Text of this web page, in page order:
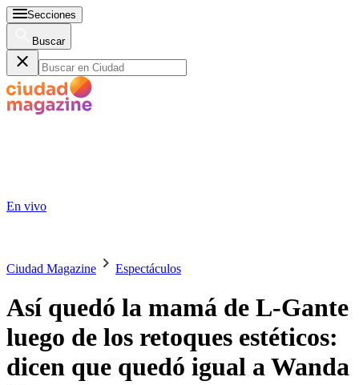
Secciones
Buscar
En vivo
Ciudad Magazine Espectáculos
Así quedó la mamá de L-Gante
luego de los retoques estéticos:
dicen que quedó igual a Wanda